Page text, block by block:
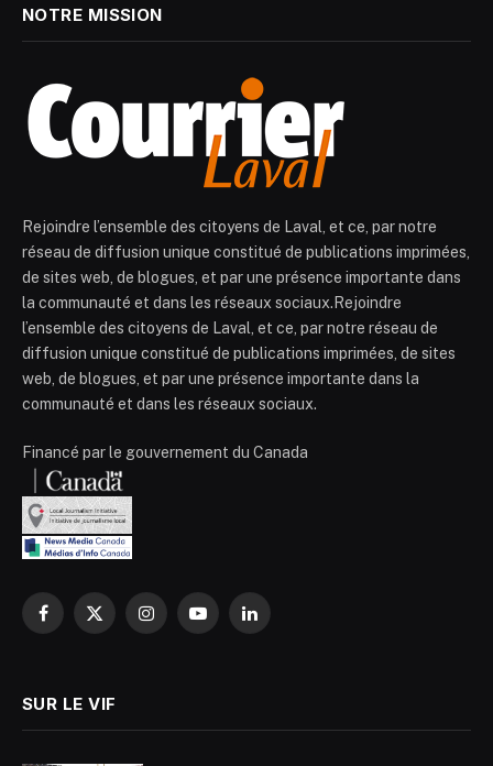
NOTRE MISSION
Rejoindre l’ensemble des citoyens de Laval, et ce, par notre
réseau de diffusion unique constitué de publications imprimées,
de sites web, de blogues, et par une présence importante dans
la communauté et dans les réseaux sociaux.Rejoindre
l’ensemble des citoyens de Laval, et ce, par notre réseau de
diffusion unique constitué de publications imprimées, de sites
web, de blogues, et par une présence importante dans la
communauté et dans les réseaux sociaux.
Financé par le gouvernement du Canada
Facebook
X
InstagramYouTubeLinkedIn
SUR LE VIF